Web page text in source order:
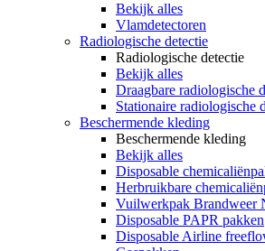
Bekijk alles
Vlamdetectoren
Radiologische detectie
Radiologische detectie
Bekijk alles
Draagbare radiologische
Stationaire radiologische
Beschermende kleding
Beschermende kleding
Bekijk alles
Disposable
Herbruikbare
Vuilwerkpak Brandweer
Disposable PAPR pakken
Disposable Airline